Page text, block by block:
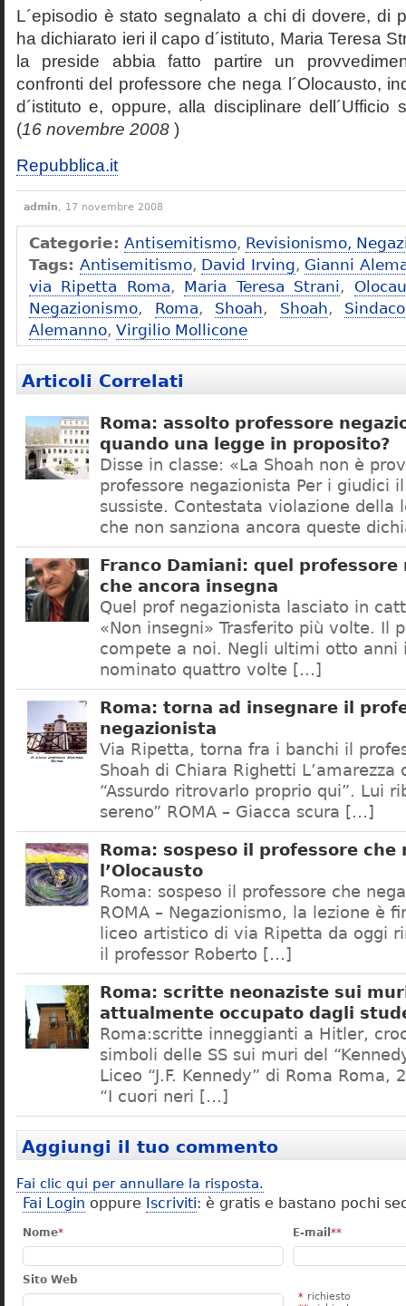
L´episodio è stato segnalato a chi di dovere, di
ha dichiarato ieri il capo d´istituto, Maria Teresa
la preside abbia fatto partire un
confronti del professore che nega l´Olocausto,
d´istituto e, oppure, alla disciplinare dell´Ufficio
(16 novembre 2008 )
Repubblica.it
admin, 17 novembre 2008
Categorie: Antisemitismo, Revisionismo,
Tags: Antisemitismo, David Irving, Gianni
via Ripetta Roma, Maria Teresa Strani,
Negazionismo, Roma, Shoah, Shoah,
Alemanno, Virgilio Mollicone
Articoli Correlati
Roma: assolto professore
quando una legge in proposito?
Disse in classe: «La Shoah non è
professore negazionista Per i giudici
sussiste. Contestata violazione della
che non sanziona ancora queste
Franco Damiani: quel professore
che ancora insegna
Quel prof negazionista lasciato in
«Non insegni» Trasferito più volte. Il
compete a noi. Negli ultimi otto anni
nominato quattro volte […]
Roma: torna ad insegnare il
negazionista
Via Ripetta, torna fra i banchi il
Shoah di Chiara Righetti L’amarezza
“Assurdo ritrovarlo proprio qui”. Lui
sereno” ROMA – Giacca scura […]
Roma: sospeso il professore che
l’Olocausto
Roma: sospeso il professore che
ROMA – Negazionismo, la lezione è
liceo artistico di via Ripetta da oggi
il professor Roberto […]
Roma: scritte neonaziste sui
attualmente occupato dagli
Roma:scritte inneggianti a Hitler,
simboli delle SS sui muri del
Liceo “J.F. Kennedy” di Roma Roma,
“I cuori neri […]
Aggiungi il tuo commento
Fai clic qui per annullare la risposta.
Fai Login oppure Iscriviti: è gratis e bastano pochi
Nome* E-mail **
Sito Web
* richiesto